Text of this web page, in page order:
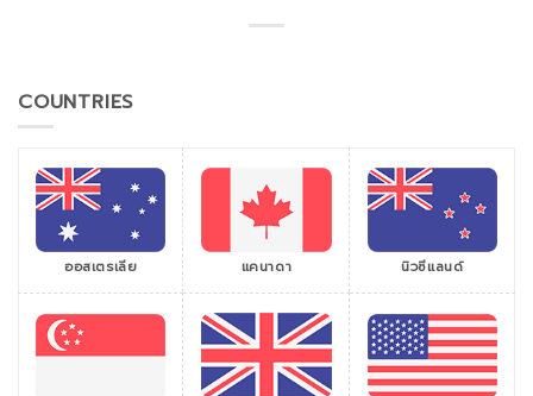
COUNTRIES
ออสเตรเลีย แคนาดา นิวซีแลนด์